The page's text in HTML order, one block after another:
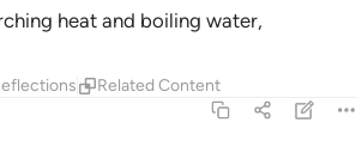
heat and boiling water,
Related Content